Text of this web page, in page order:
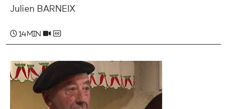
Julien BARNEIX
14 min